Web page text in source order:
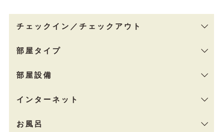
チェックイン／チェックアウト
部屋タイプ
部屋設備
インターネット
お風呂